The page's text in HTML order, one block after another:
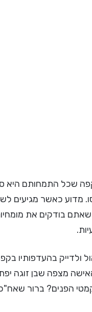
שכל התמחותם היא
מדוע כאשר מגיעים
בודקים את
ולדייק בהעדפותיו
מצפה שבן זוגה
הפנים? ברור